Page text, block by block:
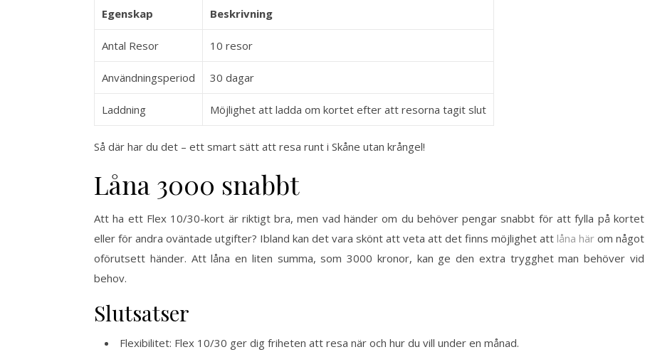
Egenskap Beskrivning
Antal Resor 10 resor
Användningsperiod 30 dagar
Laddning Möjlighet att ladda om kortet efter att resorna tagit slut
Så där har du det – ett smart sätt att resa runt i Skåne utan krångel!
Låna 3000 snabbt
Att ha ett Flex 10/30-kort är riktigt bra, men vad händer om du behöver pengar snabbt för att fylla på kortet
eller för andra oväntade utgifter? Ibland kan det vara skönt att veta att det finns möjlighet att låna här om något
oförutsett händer. Att låna en liten summa, som 3000 kronor, kan ge den extra trygghet man behöver vid
behov.
Slutsatser
Flexibilitet: Flex 10/30 ger dig friheten att resa när och hur du vill under en månad.